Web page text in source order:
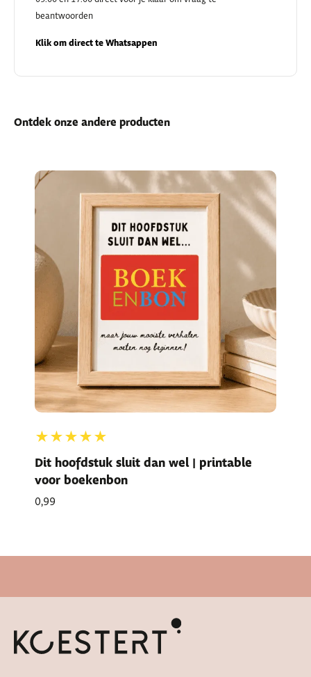
beantwoorden
Klik om direct te Whatsappen
Ontdek onze andere producten
★★★★★
Dit hoofdstuk sluit dan wel | printable
voor boekenbon
0,99